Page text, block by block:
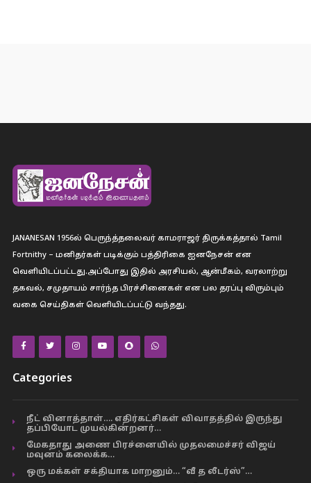
JANANESAN 1956ல் பெருந்த்தலைவர் காமராஜர் திருக்கத்தால் Tamil
Fortnithy – மனிதர்கள் படிக்கும் பத்திரிகை ஐனநேசன் என
வெளியிடப்பட்டது.அப்போது இதில் அரசியல், ஆன்மீகம், வரலாற்று
தகவல், சமுதாயம் சார்ந்த பிரச்சினைகள் என பல தரப்பு விரும்பும்
வகை செய்திகள் வெளியிடப்பட்டு வந்தது.
Categories
நீட் வினாத்தாள்…. எதிர்கட்சிகள் விவாதத்தில் இருந்து
தப்பியோட முயல்கின்றனர்…
மேகதாது அணை பிரச்னையில் முதலமைச்சர் விஜய்
மவுனம் கலைக்க…
ஒரு மக்கள் சக்தியாக மாறனும்… “வீ த லீடர்ஸ்”…